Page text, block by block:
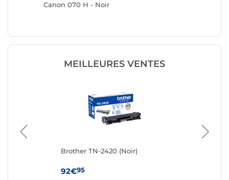
Canon 070 H - Noir
MEILLEURES VENTES
Brother TN-2420 (Noir)
92€95